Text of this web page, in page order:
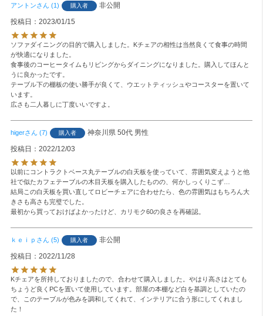
アントン 1 購入者
非公開
投稿日
2023/01/15
ソファダイニングの目的で購入しました。Kチェアの相性は当然良くて食事の時間
が快適になりました。
食事後のコーヒータイムもリビングからダイニングになりました。購入してほんと
うに良かったです。
テーブル下の棚板の使い勝手が良くて、ウエットティッシュやコースターを置いて
います。
広さも二人暮しに丁度いいですよ。
higer 7 購入者 神奈川県 50代 男性
投稿日
2022/12/03
以前にコントラクトベース丸テーブルの白天板を使っていて、雰囲気変えようと他
社で似たカフェテーブルの木目天板を購入したものの、何かしっくりこず…
結局この白天板を買い直してロビーチェアに合わせたら、色の雰囲気はもちろん大
きさも高さも完璧でした。
最初から買っておけばよかったけど、カリモク60の良さを再確認。
ｋｅｉｐ 5 購入者
非公開
投稿日
2022/11/28
Kチェアを所持しておりましたので、合わせて購入しました。やはり高さはとても
ちょうど良くPCを置いて使用しています。部屋の本棚など白を基調としていたの
で、このテーブルが色みを調和してくれて、インテリアに合う形にしてくれまし
た！